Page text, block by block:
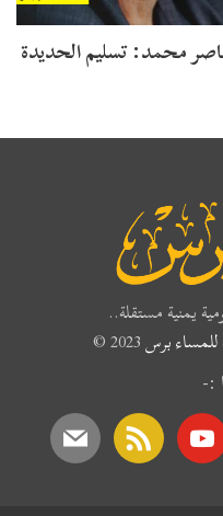
محمد: تسليم الحديدة
يمنية مستقلة..
للمساء برس
:-
rss
mail